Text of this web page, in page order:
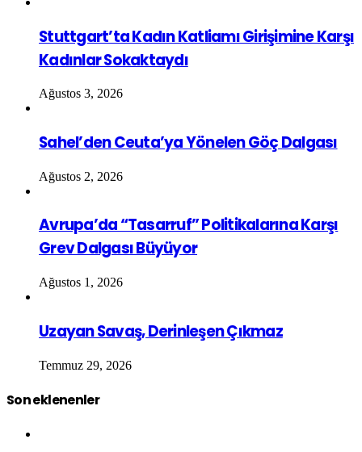
Stuttgart’ta Kadın Katliamı Girişimine Karşı
Kadınlar Sokaktaydı
Ağustos 3, 2026
Sahel’den Ceuta’ya Yönelen Göç Dalgası
Ağustos 2, 2026
Avrupa’da “Tasarruf” Politikalarına Karşı
Grev Dalgası Büyüyor
Ağustos 1, 2026
Uzayan Savaş, Derinleşen Çıkmaz
Temmuz 29, 2026
Son eklenenler